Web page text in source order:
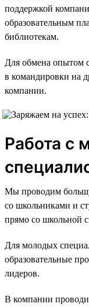
поддержкой
образовательным
библиотекам.
Для обмена опытом
в командировки на
компании.
Работа с
Мы проводим
со школьниками и
прямо со школьной
Для молодых
образовательные
лидеров.
В компании